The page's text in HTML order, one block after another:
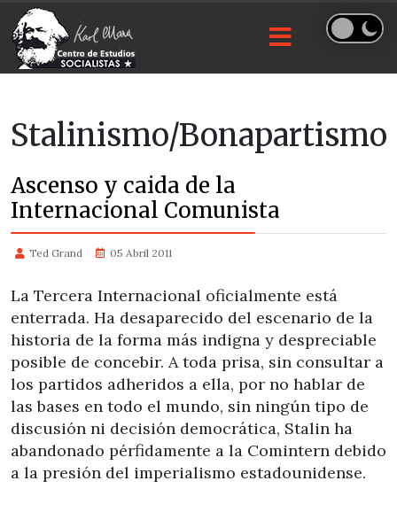
Stalinismo/Bonapartismo
Ascenso y caida de la
Internacional Comunista
Ted Grand 05 Abril 2011
La Tercera Internacional oficialmente está
enterrada. Ha desaparecido del escenario de la
historia de la forma más indigna y despreciable
posible de concebir. A toda prisa, sin consultar a
los partidos adheridos a ella, por no hablar de
las bases en todo el mundo, sin ningún tipo de
discusión ni decisión democrática, Stalin ha
abandonado pérfidamente a la Comintern debido
a la presión del imperialismo estadounidense.